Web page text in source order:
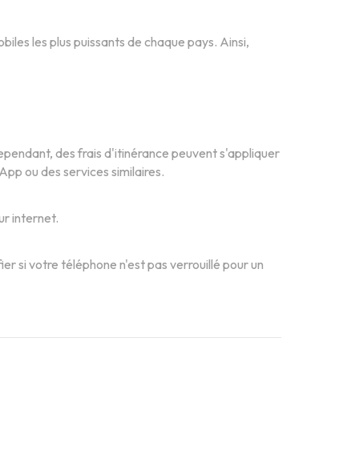
les plus puissants de chaque pays. Ainsi,
des frais d'itinérance peuvent s'appliquer
ou des services similaires.
internet.
si votre téléphone n'est pas verrouillé pour un